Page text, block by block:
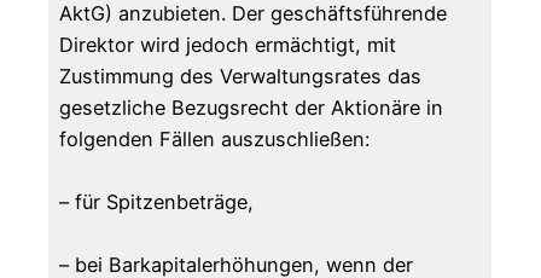
AktG) anzubieten. Der geschäftsführende
Direktor wird jedoch ermächtigt, mit
Zustimmung des Verwaltungsrates das
gesetzliche Bezugsrecht der Aktionäre in
folgenden Fällen auszuschließen:
– für Spitzenbeträge,
– bei Barkapitalerhöhungen, wenn der